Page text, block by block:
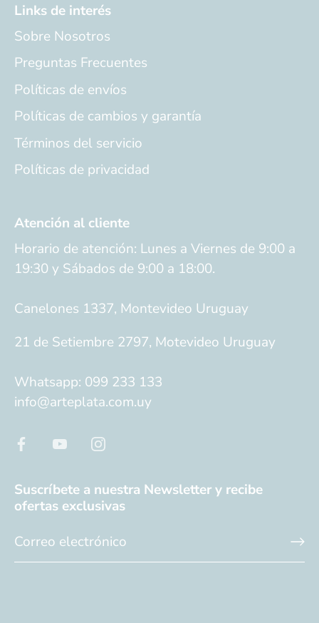
Links de interés
Sobre Nosotros
Preguntas Frecuentes
Políticas de envíos
Políticas de cambios y garantía
Términos del servicio
Políticas de privacidad
Atención al cliente
Horario de atención: Lunes a Viernes de 9:00 a
19:30 y Sábados de 9:00 a 18:00.
Canelones 1337, Montevideo Uruguay
21 de Setiembre 2797, Motevideo Uruguay
Whatsapp: 099 233 133
info@arteplata.com.uy
Suscríbete a nuestra Newsletter y recibe
ofertas exclusivas